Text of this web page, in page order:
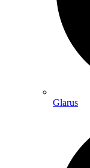
Glarus